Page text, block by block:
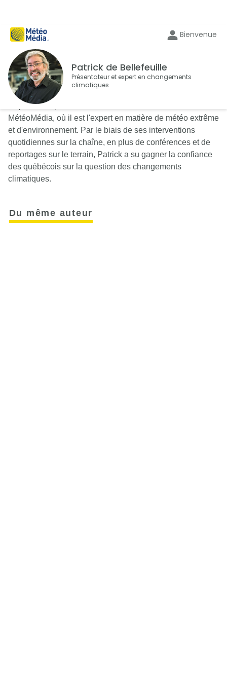
Bienvenue
Patrick de Bellefeuille
Présentateur et expert en changements
climatiques
Depuis 1988, Patrick de Bellefeuille est à l'antenne de
MétéoMédia, où il est l'expert en matière de météo extrême
et d'environnement. Par le biais de ses interventions
quotidiennes sur la chaîne, en plus de conférences et de
reportages sur le terrain, Patrick a su gagner la confiance
des québécois sur la question des changements
climatiques.
Du même auteur